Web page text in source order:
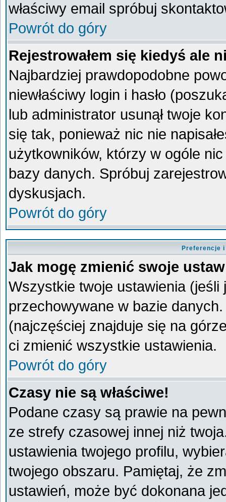
właściwy email spróbuj
Powrót do góry
Rejestrowałem się kiedyś ale
Najbardziej prawdopodobne
niewłaściwy login i hasło
lub administrator usunął twoje
się tak, ponieważ nic nie
użytkowników, którzy w ogóle
bazy danych. Spróbuj
dyskusjach.
Powrót do góry
Preferencje
Jak mogę zmienić swoje
Wszystkie twoje ustawienia
przechowywane w bazie
(najczęściej znajduje się na
ci zmienić wszystkie ustawienia.
Powrót do góry
Czasy nie są właściwe!
Podane czasy są prawie na
ze strefy czasowej innej niż
ustawienia twojego profilu,
twojego obszaru. Pamiętaj, że
ustawień, może być dokonana